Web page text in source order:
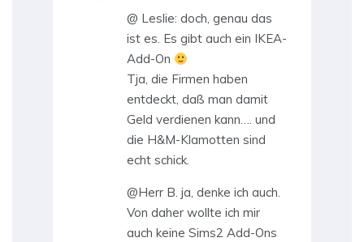
@ Leslie: doch, genau das
ist es. Es gibt auch ein IKEA-
Add-On
Tja, die Firmen haben
entdeckt, daß man damit
Geld verdienen kann…. und
die H&M-Klamotten sind
echt schick.
@Herr B. ja, denke ich auch.
Von daher wollte ich mir
auch keine Sims2 Add-Ons